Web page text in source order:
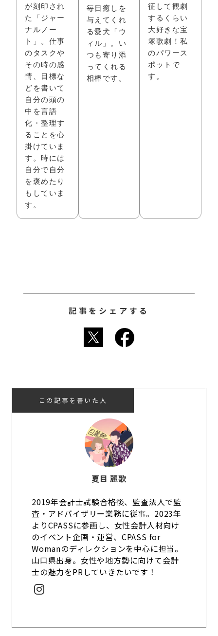
が刻印され
た「ジャー
ナルノー
ト」。仕事
のタスクや
その時の感
情、目標な
どを書いて
自分の頭の
中を言語
化・整理す
ることを心
掛けていま
す。時には
自分で自分
を褒めたり
もしていま
す。
毎日癒しを
与えてくれ
る愛犬「ウ
ィル」。い
つも寄り添
ってくれる
相棒です。
征して観劇
するくらい
大好きな宝
塚歌劇！私
のパワース
ポットで
す。
記事をシェアする
この記事を書いた人
夏目 麗歌
2019年会計士試験合格後、監査法人で監
査・アドバイザリー業務に従事。2023年
よりCPASSに参画し、女性会計人材向け
のイベント企画・運営、CPASS for
Womanのディレクションを中心に担当。
山口県出身。女性や地方勢に向けて会計
士の魅力をPRしていきたいです！